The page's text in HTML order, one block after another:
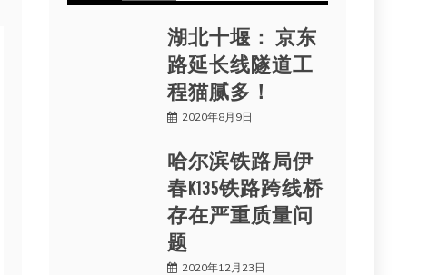
湖北十堰： 京东
路延长线隧道工
程猫腻多！
2020年8月9日
哈尔滨铁路局伊
春K135铁路跨线桥
存在严重质量问
题
2020年12月23日